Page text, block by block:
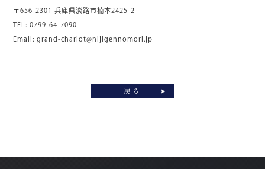
〒656-2301 兵庫県淡路市楠本2425-2
TEL: 0799-64-7090
Email:grand-chariot@nijigennomori.jp
戻る